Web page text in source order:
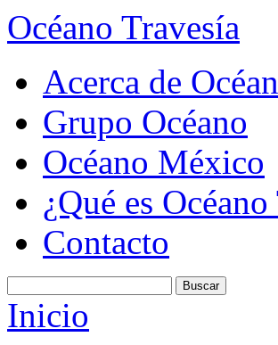
Océano Travesía
Acerca de
Grupo Océano
Océano México
¿Qué es
Contacto
Inicio